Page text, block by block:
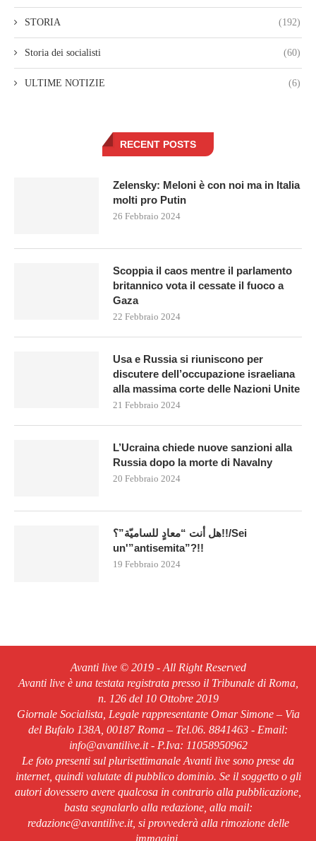
STORIA (192)
Storia dei socialisti (60)
ULTIME NOTIZIE (6)
RECENT POSTS
Zelensky: Meloni è con noi ma in Italia
molti pro Putin
26 Febbraio 2024
Scoppia il caos mentre il parlamento
britannico vota il cessate il fuoco a
Gaza
22 Febbraio 2024
Usa e Russia si riuniscono per
discutere dell’occupazione israeliana
alla massima corte delle Nazioni Unite
21 Febbraio 2024
L’Ucraina chiede nuove sanzioni alla
Russia dopo la morte di Navalny
20 Febbraio 2024
هل أنت “معادٍ للساميّة”؟!!/Sei
un'”antisemita”?!!
19 Febbraio 2024
Avanti live © 2019 - All Right Reserved
Avanti live è una testata registrata presso il Tribunale di Roma,
n. 126 del 10 Ottobre 2019
Giornale Socialista, Legale rappresentante Omar Simone – Via
del Bufalo 138A, 00187 Roma – Tel.06. 8841463 - Email:
info@avantilive.it - P.Iva: 11058950962
Le foto presenti sul plurisettimanale Avanti live sono prese da
internet, quindi valutate di pubblico dominio. Se il soggetto o gli
autori dovessero avere qualcosa in contrario alla pubblicazione,
basta segnalarlo alla redazione, alla mail:
redazione@avantilive.it, si provvederà alla rimozione delle